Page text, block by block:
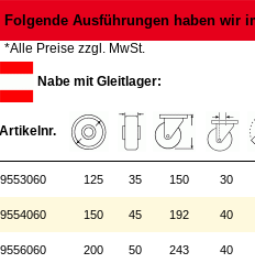
Folgende Ausführungen haben wir
*Alle Preise zzgl. MwSt.
Nabe mit Gleitlager:
Artikelnr.
9553060 125 35 150 30
9554060 150 45 192 40
9556060 200 50 243 40